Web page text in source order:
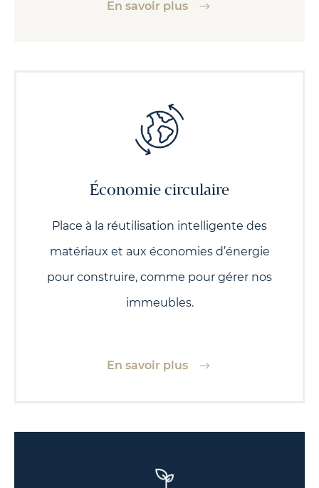
En savoir plus
Économie circulaire
Place à la réutilisation intelligente des
matériaux et aux économies d’énergie
pour construire, comme pour gérer nos
immeubles.
En savoir plus